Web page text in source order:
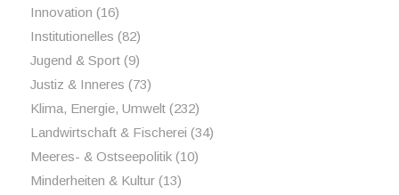
Innovation (16)
Institutionelles (82)
Jugend & Sport(9)
Justiz & Inneres (73)
Klima, Energie, Umwelt(232)
Landwirtschaft & Fischerei (34)
Meeres- & Ostseepolitik(10)
Minderheiten & Kultur(13)